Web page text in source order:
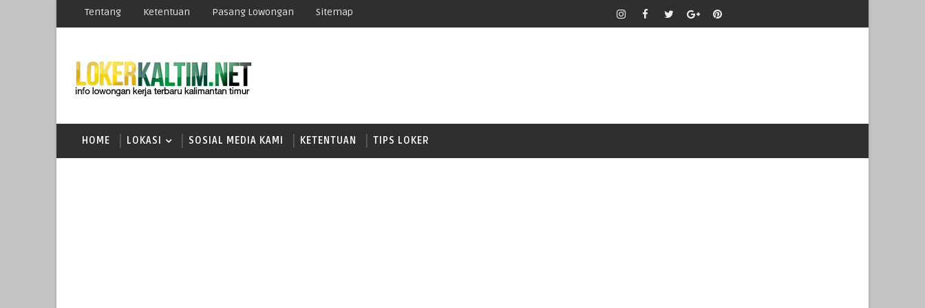
Tentang Ketentuan Pasang Lowongan Sitemap
HOME LOKASI SOSIAL MEDIA KAMI KETENTUAN TIPS LOKER